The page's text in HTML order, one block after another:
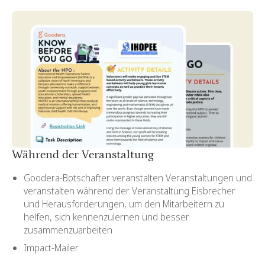
Während der Veranstaltung
Goodera-Botschafter veranstalten Veranstaltungen und
veranstalten während der Veranstaltung Eisbrecher
und Herausforderungen, um den Mitarbeitern zu
helfen, sich kennenzulernen und besser
zusammenzuarbeiten
Impact-Mailer